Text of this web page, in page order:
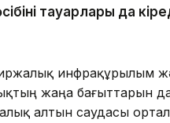
тауарлары да
инфрақұрылым
жаңа бағыттарын да
алтын саудасы